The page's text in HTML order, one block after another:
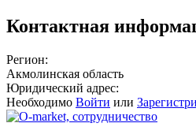
Контактная
Регион:
Акмолинская область
Юридический адрес:
Необходимо Войти или